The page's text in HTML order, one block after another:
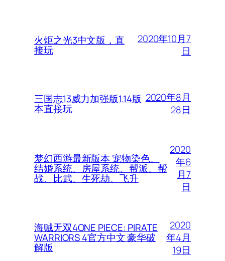
火炬之光3中文版，直
接玩
2020年10月7
日
三国志13威力加强版1.14版
本直接玩
2020年8月
28日
梦幻西游最新版本 宠物染色、
结婚系统、房屋系统、帮派、帮
战、比武、生死劫、飞升
2020
年6
月7
日
海贼无双4ONE PIECE: PIRATE
WARRIORS 4官方中文 豪华破
解版
2020
年4月
19日